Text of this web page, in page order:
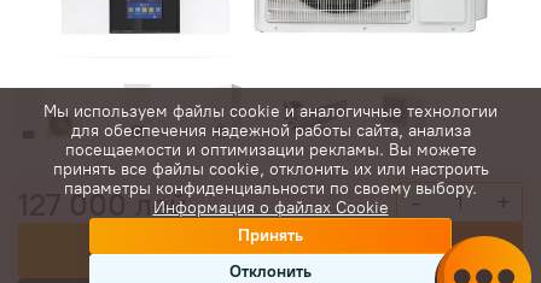
127 000лей - +
Купить сейчас
Мы используем файлы cookie и аналогичные технологии
для обеспечения надежной работы сайта, анализа
посещаемости и оптимизации рекламы. Вы можете
принять все файлы cookie, отклонить их или настроить
параметры конфиденциальности по своему выбору.
Информация о файлах Cookie
Принять
Отклонить